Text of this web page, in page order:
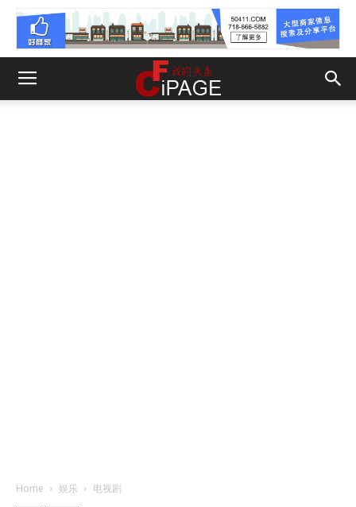
Home 娱乐 电视剧